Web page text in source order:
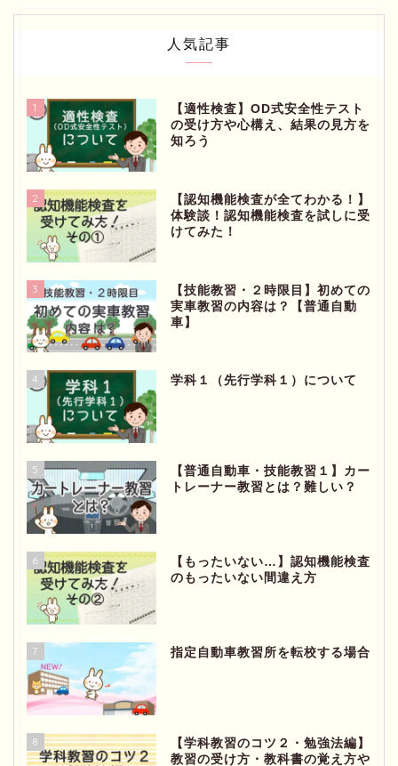
人気記事
1
【適性検査】OD式安全性テスト
の受け方や心構え、結果の見方を
知ろう
2
【認知機能検査が全てわかる！】
体験談！認知機能検査を試しに受
けてみた！
3
【技能教習・２時限目】初めての
実車教習の内容は？【普通自動
車】
4 学科１（先行学科１）について
5
【普通自動車・技能教習１】カー
トレーナー教習とは？難しい？
6
【もったいない…】認知機能検査
のもったいない間違え方
7 指定自動車教習所を転校する場合
8
【学科教習のコツ２・勉強法編】
教習の受け方・教科書の覚え方や